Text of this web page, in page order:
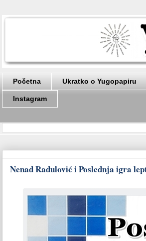
Početna Ukratko o Yugopapiru
Instagram
Nenad Radulović i Poslednja igra